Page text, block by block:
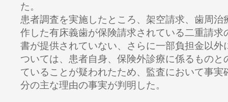
た。
患者調査を実施したところ、架空請求、歯周
作した有床義歯が保険請求されている二重請
書が提供されていない、さらに一部負担金以
ついては、患者自身、保険外診療に係るもの
ていることが疑われたため、監査において事
分の主な理由の事実が判明した。